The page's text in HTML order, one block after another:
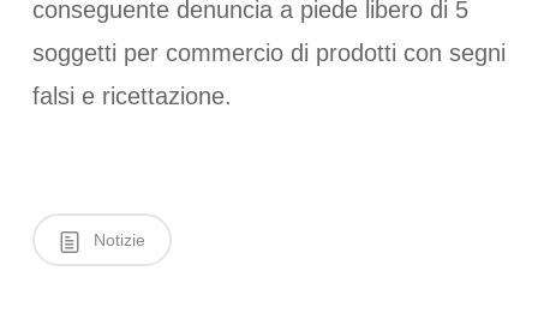
conseguente denuncia a piede libero di 5
soggetti per commercio di prodotti con segni
falsi e ricettazione.
Notizie